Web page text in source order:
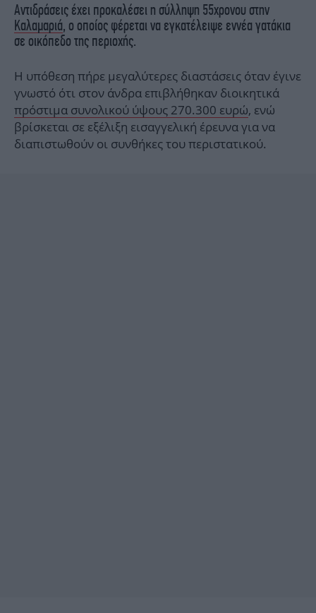
Αντιδράσεις έχει προκαλέσει η σύλληψη 55χρονου στην
Καλαμαριά, ο οποίος φέρεται να εγκατέλειψε εννέα γατάκια
σε οικόπεδο της περιοχής.
Η υπόθεση πήρε μεγαλύτερες διαστάσεις όταν έγινε
γνωστό ότι στον άνδρα επιβλήθηκαν διοικητικά
πρόστιμα συνολικού ύψους 270.300 ευρώ, ενώ
βρίσκεται σε εξέλιξη εισαγγελική έρευνα για να
διαπιστωθούν οι συνθήκες του περιστατικού.